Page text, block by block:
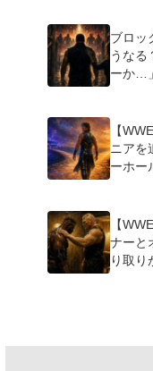
ブロッ
うなる
ーか…
【
ニアを
ーホー
【
ナーと
り取り